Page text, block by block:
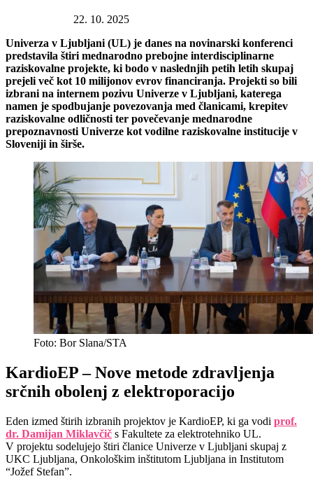
22. 10. 2025
Univerza v Ljubljani (UL) je danes na novinarski konferenci
predstavila štiri mednarodno prebojne interdisciplinarne
raziskovalne projekte, ki bodo v naslednjih petih letih skupaj
prejeli več kot 10 milijonov evrov financiranja. Projekti so bili
izbrani na internem pozivu Univerze v Ljubljani, katerega
namen je spodbujanje povezovanja med članicami, krepitev
raziskovalne odličnosti ter povečevanje mednarodne
prepoznavnosti Univerze kot vodilne raziskovalne institucije v
Sloveniji in širše.
Foto: Bor Slana/STA
KardioEP – Nove metode zdravljenja
srčnih obolenj z elektroporacijo
Eden izmed štirih izbranih projektov je KardioEP, ki ga vodi prof.
dr. Damijan Miklavčič s Fakultete za elektrotehniko UL.
V projektu sodelujejo štiri članice Univerze v Ljubljani skupaj z
UKC Ljubljana, Onkološkim inštitutom Ljubljana in Institutom
“Jožef Stefan”.